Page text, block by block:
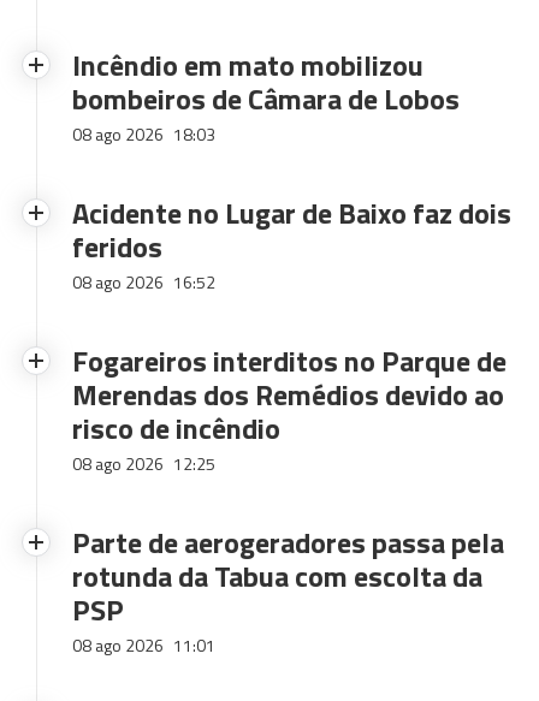
Incêndio em mato mobilizou
bombeiros de Câmara de Lobos
08 ago 2026 18:03
Acidente no Lugar de Baixo faz dois
feridos
08 ago 2026 16:52
Fogareiros interditos no Parque de
Merendas dos Remédios devido ao
risco de incêndio
08 ago 2026 12:25
Parte de aerogeradores passa pela
rotunda da Tabua com escolta da
PSP
08 ago 2026 11:01